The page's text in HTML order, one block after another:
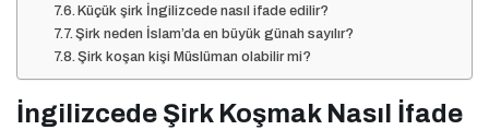
Küçük şirk İngilizcede nasıl ifade edilir?
Şirk neden İslam’da en büyük günah sayılır?
Şirk koşan kişi Müslüman olabilir mi?
İngilizcede Şirk Koşmak Nasıl İfade